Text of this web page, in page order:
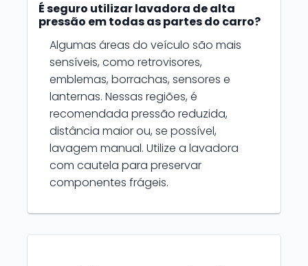
É seguro utilizar lavadora de alta
pressão em todas as partes do carro?
Algumas áreas do veículo são mais
sensíveis, como retrovisores,
emblemas, borrachas, sensores e
lanternas. Nessas regiões, é
recomendada pressão reduzida,
distância maior ou, se possível,
lavagem manual. Utilize a lavadora
com cautela para preservar
componentes frágeis.